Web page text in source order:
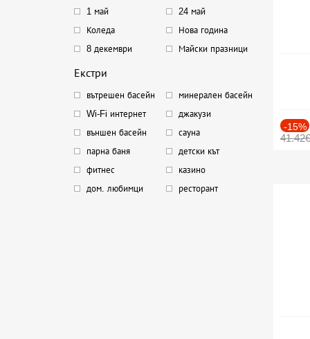
1 май
24 май
Коледа
Нова година
8 декември
Майски празници
Екстри
вътрешен басейн
минерален басейн
Wi-Fi интернет
джакузи
външен басейн
сауна
парна баня
детски кът
фитнес
казино
дом. любимци
ресторант
-15%
41.42€